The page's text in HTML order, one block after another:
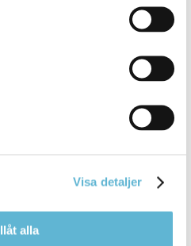
Visa detaljer
alla